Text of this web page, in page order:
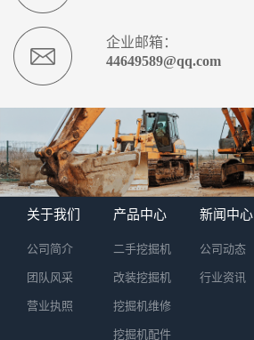
企业邮箱：
44649589@qq.com
关于我们
公司简介
团队风采
营业执照
产品中心
二手挖掘机
改装挖掘机
挖掘机维修
挖掘机配件
新闻中心
公司动态
行业资讯